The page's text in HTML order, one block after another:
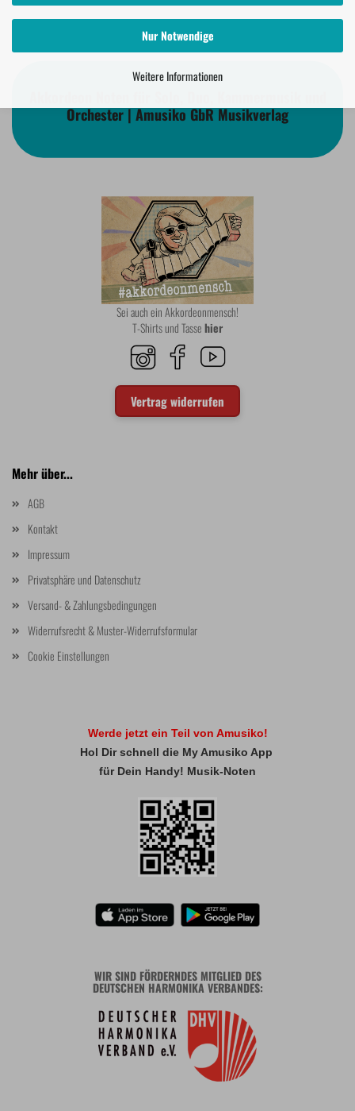
Nur Notwendige
Weitere Informationen
Orchester | Amusiko GbR Musikverlag
Sei auch ein Akkordeonmensch!
T-Shirts und Tassehier
Vertrag widerrufen
Mehr über...
AGB
Kontakt
Impressum
Privatsphäre und Datenschutz
Versand- & Zahlungsbedingungen
Widerrufsrecht & Muster-Widerrufsformular
Cookie Einstellungen
Werde jetzt ein Teil von Amusiko!
Hol Dir schnell die My Amusiko App
für Dein Handy! Musik-Noten
WIR SIND FÖRDERNDES MITGLIED DES
DEUTSCHEN HARMONIKA VERBANDES: